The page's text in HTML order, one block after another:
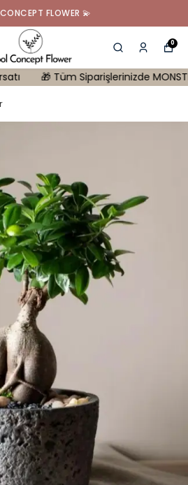
FLOWER 💫
0
🎁 Tüm Siparişlerinizde MONSTERA